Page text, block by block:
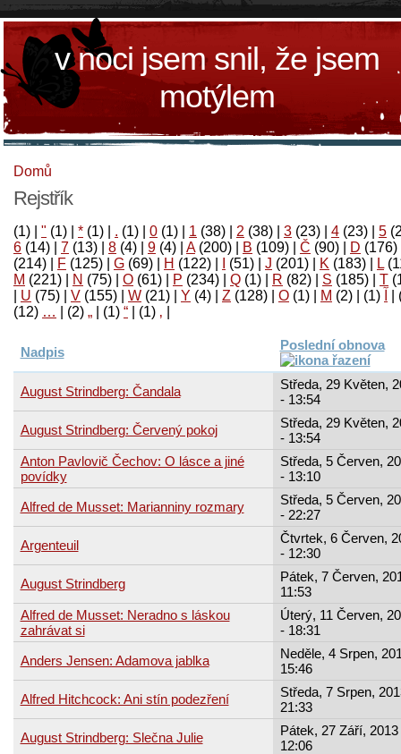
v noci jsem snil, že jsem
motýlem
Domů
Rejstřík
(1) " (1) * (1) . (1) 0 (1) 1 (38) 2 (38) 3 (23) 4 (23) 5
6 (14) 7 (13) 8 (4) 9 (4) A(200) B (109) Č (90) D (176)
(214)
F (125) G (69) H (122) (51) J (201) K (183) L
M (221) N (75) O (61) P (234) Q (1) R (82) S (185) T
U (75) V (155) W (21) Y (4) Z (128) Ο (1) М (2)
(1)
‚
(1)
“
(1)
„
(2)
…
(12)
Nadpis Poslední obnova
August Strindberg: Čandala
Středa, 29 Květen,
- 13:54
August Strindberg: Červený pokoj
Středa, 29 Květen,
- 13:54
Anton Pavlovič Čechov: O lásce a jiné
povídky
Středa, 5 Červen,
- 13:10
Alfred de Musset: Marianniny rozmary
Středa, 5 Červen,
- 22:27
Argenteuil
Čtvrtek, 6 Červen,
- 12:30
August Strindberg
Pátek, 7 Červen,
11:53
Alfred de Musset: Neradno s láskou
zahrávat si
Úterý, 11 Červen,
- 18:31
Anders Jensen: Adamova jablka
Neděle, 4 Srpen,
15:46
Alfred Hitchcock: Ani stín podezření
Středa, 7 Srpen,
21:33
August Strindberg: Slečna Julie
Pátek, 27 Září, 2013
12:06